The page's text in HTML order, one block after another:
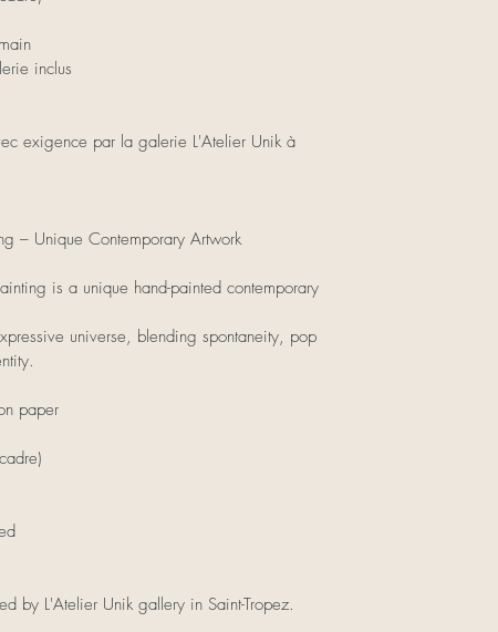
inclus
exigence par la galerie L'Atelier Unik à
– Unique Contemporary Artwork
is a unique hand-painted contemporary
universe, blending spontaneity, pop
paper
by L'Atelier Unik gallery in Saint-Tropez.